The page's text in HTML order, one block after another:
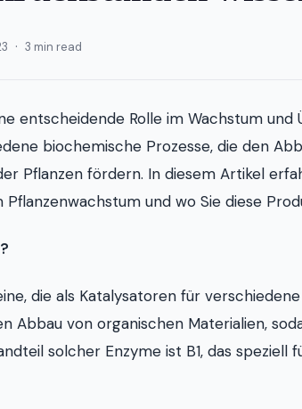
· 3 min read
entscheidende Rolle im Wachstum und
biochemische Prozesse, die den
Pflanzen fördern. In diesem Artikel
Pflanzenwachstum und wo Sie diese
die als Katalysatoren für
Abbau von organischen Materialien,
solcher Enzyme ist B1, das speziell